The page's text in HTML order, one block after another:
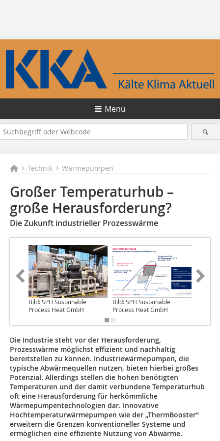
Menü
Technik Wärmepumpen
Großer Temperaturhub –
große Herausforderung?
Die Zukunft industrieller Prozesswärme
Bild: SPH Sustainable
Process Heat GmbH
Bild: SPH Sustainable
Process Heat GmbH
Die Industrie steht vor der Herausforderung,
Prozesswärme möglichst effizient und nachhaltig
bereitstellen zu können. Industriewärmepumpen, die
typische Abwärmequellen nutzen, bieten hierbei großes
Potenzial. Allerdings stellen die hohen benötigten
Temperaturen und der damit verbundene Temperaturhub
oft eine Herausforderung für herkömmliche
Wärmepumpentechnologien dar. Innovative
Hochtemperaturwärmepumpen wie der „ThermBooster“
erweitern die Grenzen konventioneller Systeme und
ermöglichen eine effiziente Nutzung von Abwärme.